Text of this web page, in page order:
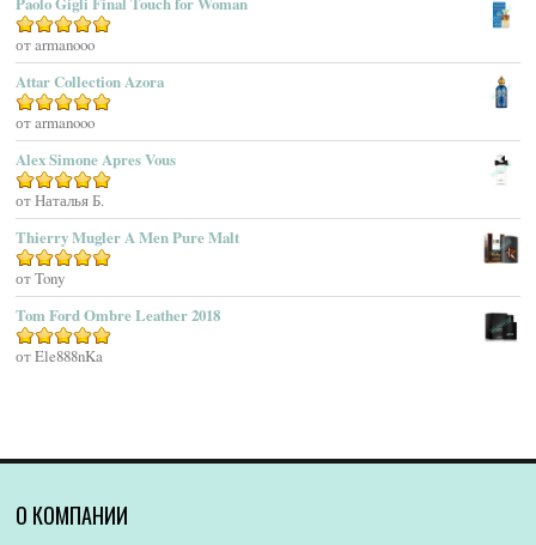
Agent Provocateur
Agnes B
Agonist
Ahjaar
Aigner
Aj Arabia (Widian)
Ajmal
Akro
Al Hamatt
Al Haramain
Al-Jazeera
Alex Simone
Alexander McQueen
Оценка5из 5
от armanooo
Attar Collection Azora
Оценка5из 5
от armanooo
Alex Simone Apres Vous
Оценка5из 5
от Наталья Б.
Thierry Mugler A Men Pure Malt
Оценка
от Tony
Tom Ford Ombre Leather 2018
Оценка5из 5
от Ele888nKa
О КОМПАНИИ